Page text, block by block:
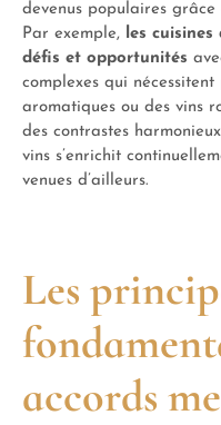
devenus populaires
Par exemple, les
défis et opportunités
complexes qui
aromatiques ou des vins
des contrastes
vins s’enrichit
venues d’ailleurs.
Les
accords